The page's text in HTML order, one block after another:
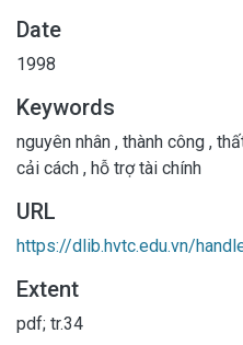
Date
1998
Keywords
nguyên nhân , thành công ,
cải cách , hỗ trợ tài chính
URL
https://dlib.hvtc.edu.vn/
Extent
pdf; tr.34